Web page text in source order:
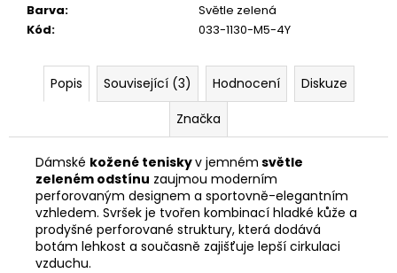
Barva:
Světle zelená
Kód: 033-1130-M5-4Y
Popis Související (3) Hodnocení
Diskuze
Značka
Dámské kožené teniskyv jemném světle
zeleném odstínu zaujmou moderním
perforovaným designem a sportovně-elegantním
vzhledem. Svršek je tvořen kombinací hladké kůže a
prodyšné perforované struktury, která dodává
botám lehkost a současně zajišťuje lepší cirkulaci
vzduchu.
OZDOBNÝMI
ZIPY
799